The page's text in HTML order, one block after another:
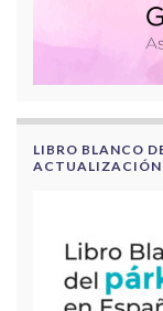
LIBRO BLANCO
ACTUALIZACIÓN